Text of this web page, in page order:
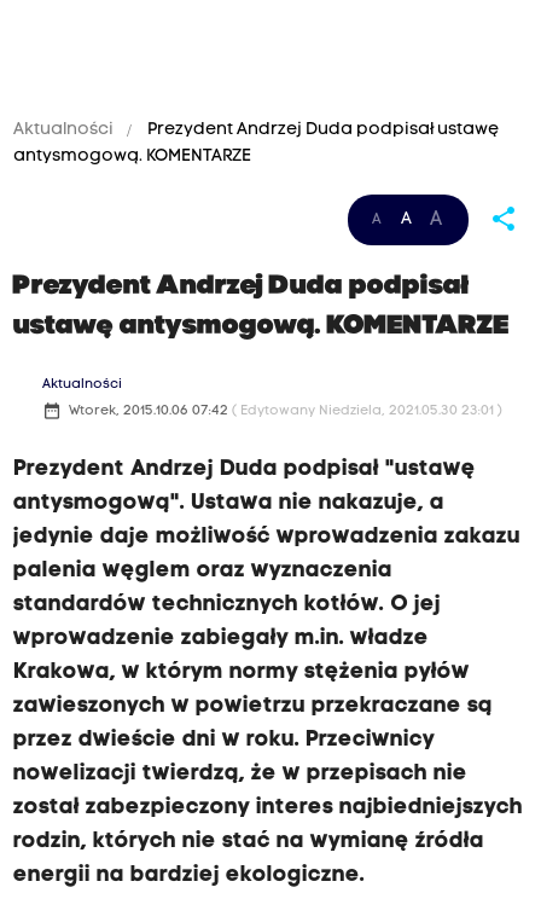
Aktualności
Prezydent Andrzej Duda podpisał ustawę
antysmogową. KOMENTARZE
A A A share
Prezydent Andrzej Duda podpisał
ustawę antysmogową. KOMENTARZE
Aktualności
date_range Wtorek, 2015.10.06 07:42 ( Edytowany Niedziela, 2021.05.30 23:01 )
Prezydent Andrzej Duda podpisał "ustawę
antysmogową". Ustawa nie nakazuje, a
jedynie daje możliwość wprowadzenia zakazu
palenia węglem oraz wyznaczenia
standardów technicznych kotłów. O jej
wprowadzenie zabiegały m.in. władze
Krakowa, w którym normy stężenia pyłów
zawieszonych w powietrzu przekraczane są
przez dwieście dni w roku. Przeciwnicy
nowelizacji twierdzą, że w przepisach nie
został zabezpieczony interes najbiedniejszych
rodzin, których nie stać na wymianę źródła
energii na bardziej ekologiczne.